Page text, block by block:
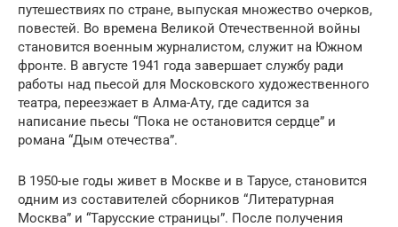
путешествиях по стране, выпуская множество очерков,
повестей. Во времена Великой Отечественной войны
становится военным журналистом, служит на Южном
фронте. В августе 1941 года завершает службу ради
работы над пьесой для Московского художественного
театра, переезжает в Алма-Ату, где садится за
написание пьесы “Пока не остановится сердце” и
романа “Дым отечества”.
В 1950-ые годы живет в Москве и в Тарусе, становится
одним из составителей сборников “Литературная
Москва” и “Тарусские страницы”. После получения